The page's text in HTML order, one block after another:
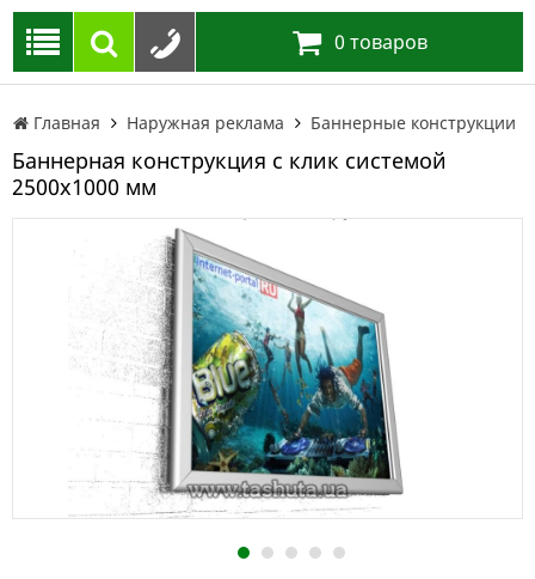
0 товаров
Главная Наружная реклама Баннерные конструкции
Баннерная конструкция с клик системой
2500х1000 мм
1 2 3 4 5